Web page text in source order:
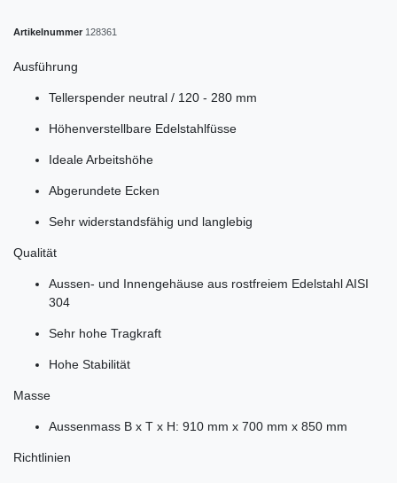
Artikelnummer 128361
Ausführung
Tellerspender neutral / 120 - 280 mm
Höhenverstellbare Edelstahlfüsse
Ideale Arbeitshöhe
Abgerundete Ecken
Sehr widerstandsfähig und langlebig
Qualität
Aussen- und Innengehäuse aus rostfreiem Edelstahl AISI
304
Sehr hohe Tragkraft
Hohe Stabilität
Masse
Aussenmass B x T x H: 910 mm x 700 mm x 850 mm
Richtlinien